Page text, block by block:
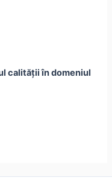
calității în domeniul